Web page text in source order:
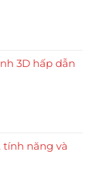
3D hấp dẫn
tính năng và